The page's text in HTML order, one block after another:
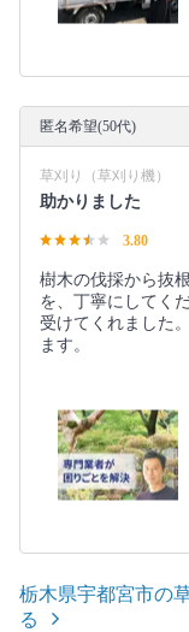
匿名希望(50代)
草刈り（草刈り機）
助かりました
3.80
樹木の伐採から抜
を、丁寧にしてく
受けてくれました
ます。
栃木県宇都宮市の
る